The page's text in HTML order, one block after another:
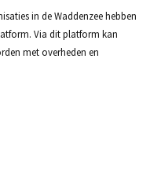
in de Waddenzee hebben
Via dit platform kan
met overheden en